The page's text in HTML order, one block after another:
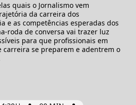
quais o Jornalismo vem
da carreira dos
e as competências esperadas dos
roda de conversa vai trazer luz
para que profissionais em
carreira se preparem e adentrem o